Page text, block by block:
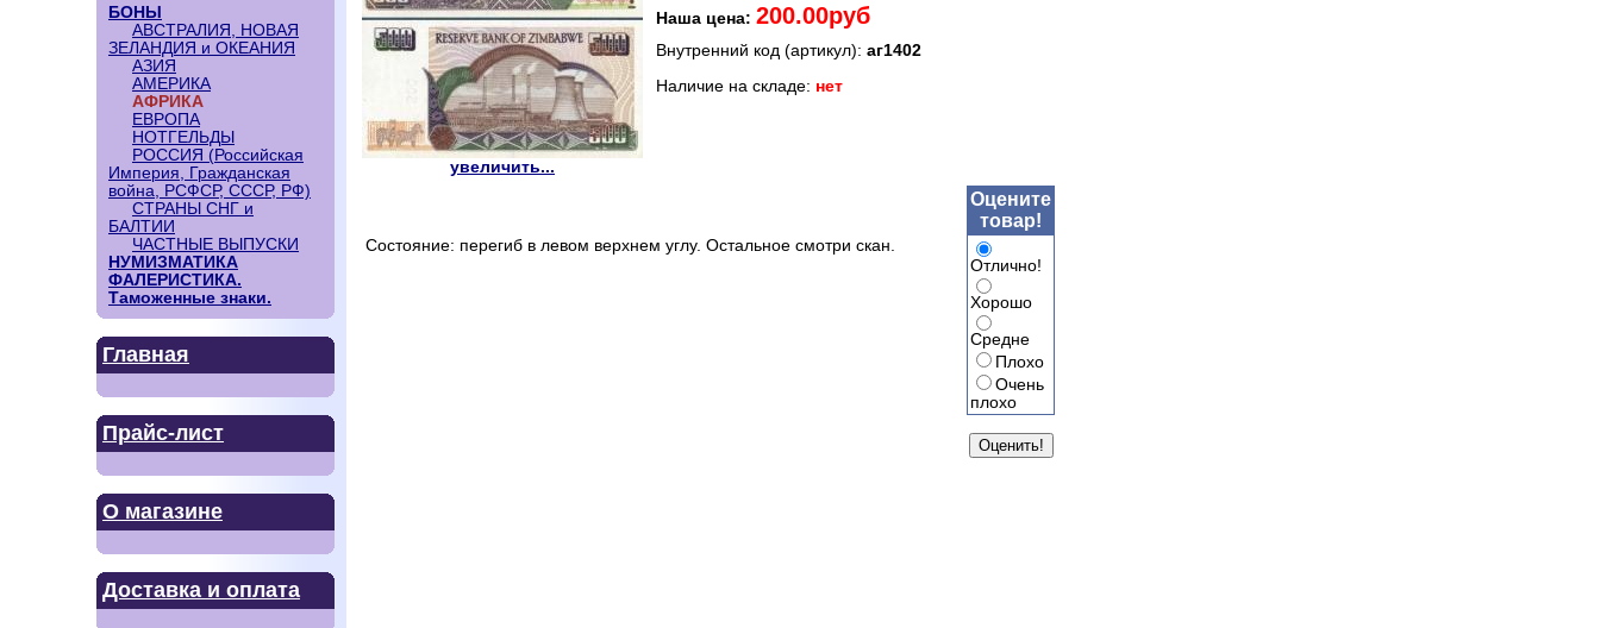
БОНЫ
АВСТРАЛИЯ, НОВАЯ
ЗЕЛАНДИЯ и ОКЕАНИЯ
АЗИЯ
АМЕРИКА
АФРИКА
ЕВРОПА
НОТГЕЛЬДЫ
РОССИЯ (Российская
Империя, Гражданская
война, РСФСР, СССР, РФ)
СТРАНЫ СНГ и
БАЛТИИ
ЧАСТНЫЕ ВЫПУСКИ
НУМИЗМАТИКА
ФАЛЕРИСТИКА.
Таможенные знаки.
Главная
Прайс-лист
О магазине
Доставка и оплата
увеличить...
Наша цена: 200.00руб
Внутренний код (артикул): аг1402
Наличие на складе: нет
Состояние: перегиб в левом верхнем углу. Остальное смотри скан.
Оцените
товар!
Отлично!
Хорошо
Средне
Плохо
Очень
плохо